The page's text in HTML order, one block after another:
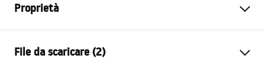
Proprietà
Materiale
File da scaricare (2)